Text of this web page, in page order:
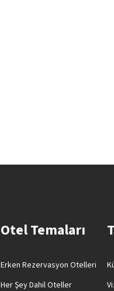
Otel Temaları
Erken Rezervasyon Otelleri
Her Şey Dahil Oteller